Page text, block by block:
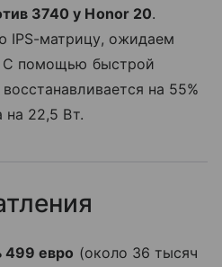
3740 у Honor 20.
IPS-матрицу, ожидаем
С помощью быстрой
на 55%
на 22,5 Вт.
499 евро (около 36 тысяч